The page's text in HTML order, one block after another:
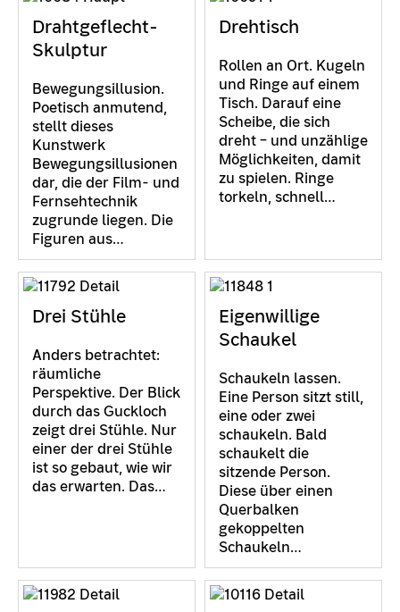
Drahtgeflecht-
Skulptur
Bewegungsillusion.
Poetisch anmutend,
stellt dieses
Kunstwerk
Bewegungsillusionen
dar, die der Film- und
Fernsehtechnik
zugrunde liegen. Die
Figuren aus…
Drehtisch
Rollen an Ort. Kugeln
und Ringe auf einem
Tisch. Darauf eine
Scheibe, die sich
dreht – und unzählige
Möglichkeiten, damit
zu spielen. Ringe
torkeln, schnell…
Drei Stühle
Anders betrachtet:
räumliche
Perspektive. Der Blick
durch das Guckloch
zeigt drei Stühle. Nur
einer der drei Stühle
ist so gebaut, wie wir
das erwarten. Das…
Eigenwillige
Schaukel
Schaukeln lassen.
Eine Person sitzt still,
eine oder zwei
schaukeln. Bald
schaukelt die
sitzende Person.
Diese über einen
Querbalken
gekoppelten
Schaukeln…